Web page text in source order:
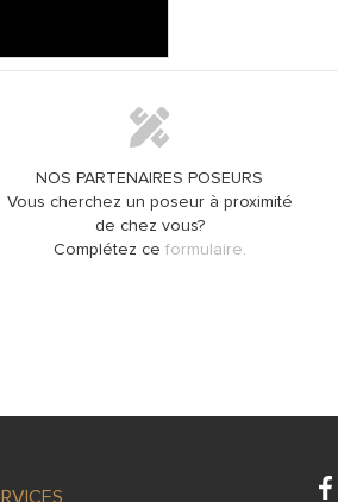
NOS PARTENAIRES POSEURS
Vous cherchez un poseur à proximité
de chez vous?
Complétez ce formulaire.